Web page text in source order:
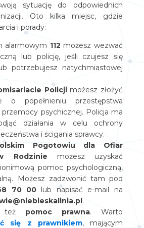
sytuację do odpowiednich
Oto kilka miejsc, gdzie
i porady:
alarmowym 112 możesz wezwać
lub policję, jeśli czujesz się
potrzebujesz natychmiastowej
Policjimożesz złożyć
o popełnieniu przestępstwa
przemocy psychicznej. Policja ma
działania w celu ochrony
i ścigania sprawcy.
Pogotowiu dla Ofiar
Rodzinie możesz uzyskać
pomoc psychologiczną,
Możesz zadzwonić tam pod
70 00 lub napisać e-mail na
.
też pomoc prawna. Warto
się z prawnikiem, mającym